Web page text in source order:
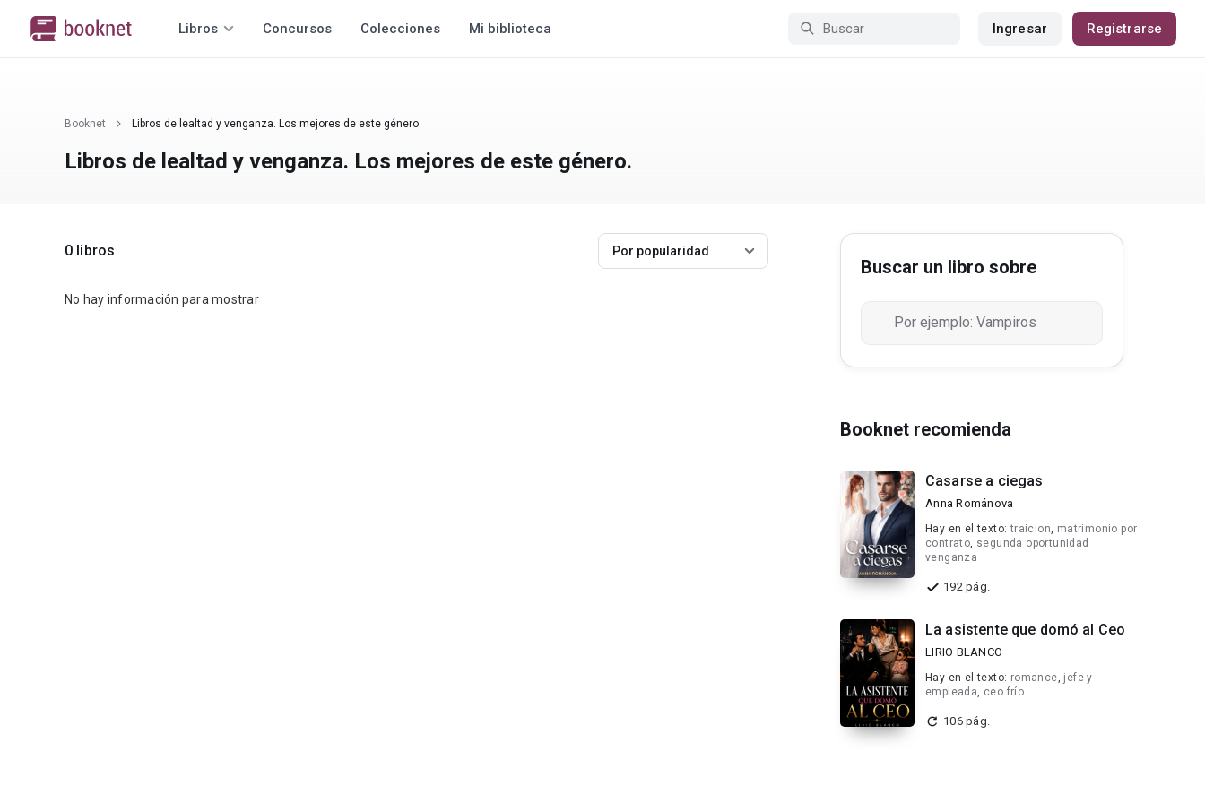
Libros Concursos Colecciones Mi biblioteca Ingresar Registrarse
Booknet Libros de lealtad y venganza. Los mejores de este género.
Libros de lealtad y venganza. Los mejores de este género.
0 libros Por popularidad
No hay información para mostrar
Buscar un libro sobre
Booknet recomienda
Casarse a ciegas
Anna Románova
Hay en el texto:traicion, matrimonio por
contrato, segunda oportunidad
venganza
192 pág.
La asistente que domó al Ceo
LIRIO BLANCO
Hay en el texto: romance, jefe y
empleada, ceo frío
106 pág.